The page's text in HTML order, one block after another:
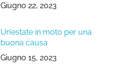
Giugno 22, 2023
Un’estate in moto per una
buona causa
Giugno 15, 2023